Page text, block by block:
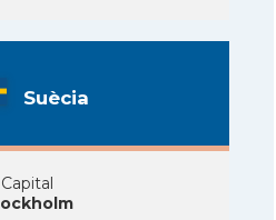
Suècia
Capital